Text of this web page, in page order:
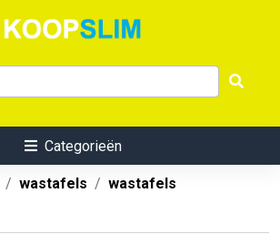
Categorieën
wastafels
wastafels